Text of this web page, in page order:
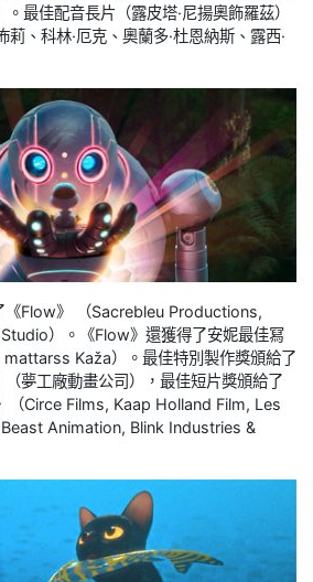
最佳配音長片（露皮塔·尼揚奧飾羅茲）
莉、科林·厄克、奧蘭多·杜恩納斯、露西·
《Flow》 （Sacrebleu Productions,
）。《Flow》還獲得了安妮最佳冩
Kaža）。最佳特別製作獎頒給了
夢工廠動畫公司），最佳短片獎頒給了
（Circe Films, Kaap Holland Film, Les
Animation, Blink Industries &